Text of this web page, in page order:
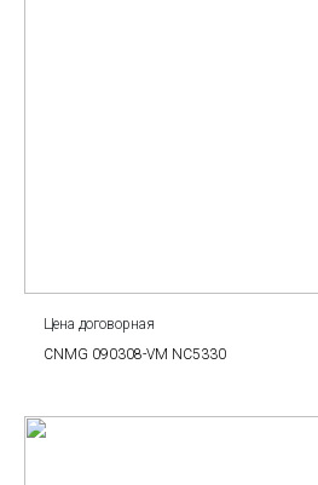
Цена договорная
CNMG 090308-VM NC5330